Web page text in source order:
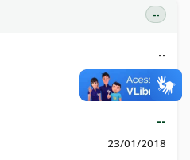
--
--
--
--
--
23/01/2018